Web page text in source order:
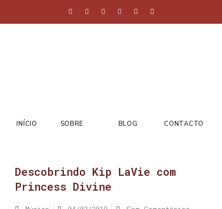
INÍCIO SOBRE BLOG CONTACTO
Descobrindo Kip LaVie com
Princess Divine